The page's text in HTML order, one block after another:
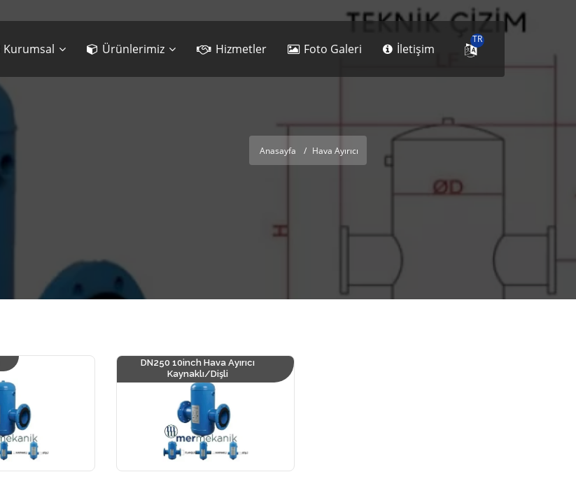
Kurumsal Ürünlerimiz Hizmetler Foto Galeri İletişim
TR
Anasayfa Hava Ayırıcı
DN250 10inch Hava Ayırıcı
Kaynaklı/Dişli